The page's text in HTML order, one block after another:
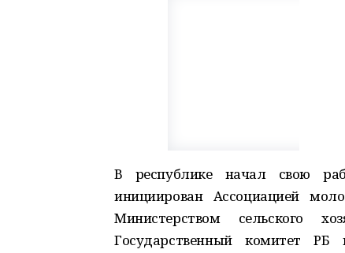
В республике начал свою
инициирован Ассоциацией
Министерством сельского
Государственный комитет